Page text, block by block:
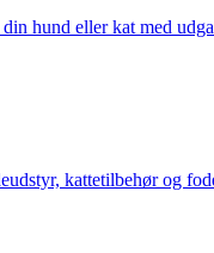
hund eller kat med
kattetilbehør og